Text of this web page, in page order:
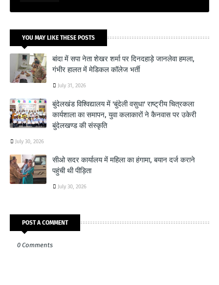
YOU MAY LIKE THESE POSTS
बांदा में सपा नेता शेखर शर्मा पर दिनदहाड़े जानलेवा हमला,
गंभीर हालत में मेडिकल कॉलेज भर्ती
July 31, 2026
बुंदेलखंड विश्विद्यालय में 'बुंदेली वसुधा' राष्ट्रीय चित्रकला
कार्यशाला का समापन, युवा कलाकारों ने कैनवास पर उकेरी
बुंदेलखण्ड की संस्कृति
July 30, 2026
सीओ सदर कार्यालय में महिला का हंगामा, बयान दर्ज कराने
पहुंची थी पीड़िता
July 30, 2026
POST A COMMENT
0 Comments